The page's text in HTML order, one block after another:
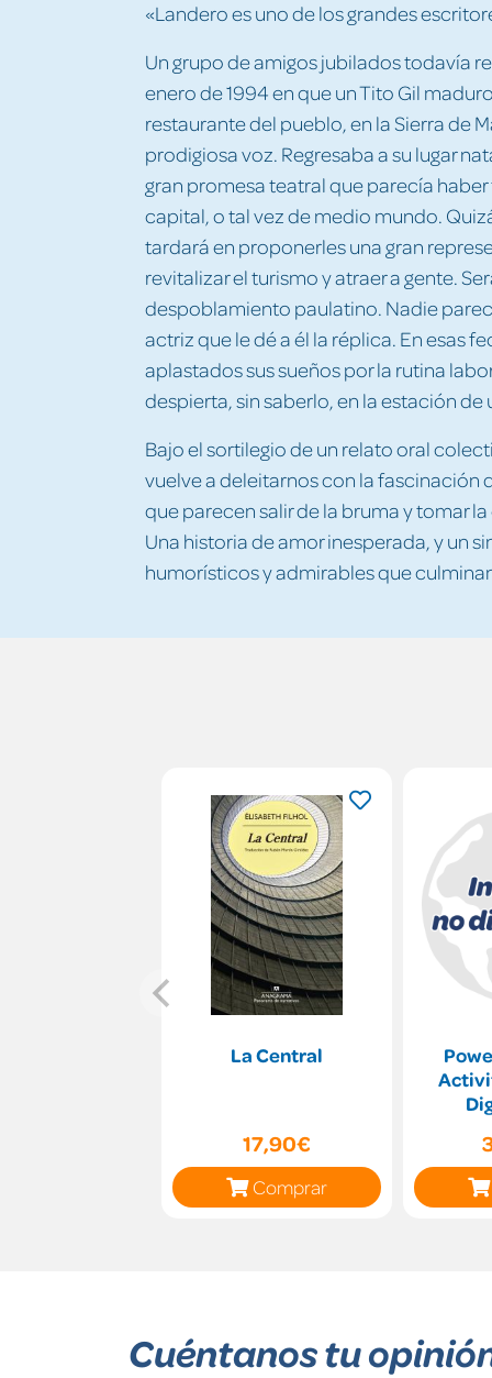
«Landero es uno de los grandes
Un grupo de amigos jubilados todavía
enero de 1994 en que un Tito Gil
restaurante del pueblo, en la Sierra de
prodigiosa voz. Regresaba a su lugar
gran promesa teatral que parecía
capital, o tal vez de medio mundo.
tardará en proponerles una gran
revitalizar el turismo y atraer a gente.
despoblamiento paulatino. Nadie
actriz que le dé a él la réplica. En esas
aplastados sus sueños por la rutina
despierta, sin saberlo, en la estación
Bajo el sortilegio de un relato oral
vuelve a deleitarnos con la fascinación
que parecen salir de la bruma y tomar
Una historia de amor inesperada, y un
humorísticos y admirables que
La Central
17,90€
Comprar
Cuéntanos tu